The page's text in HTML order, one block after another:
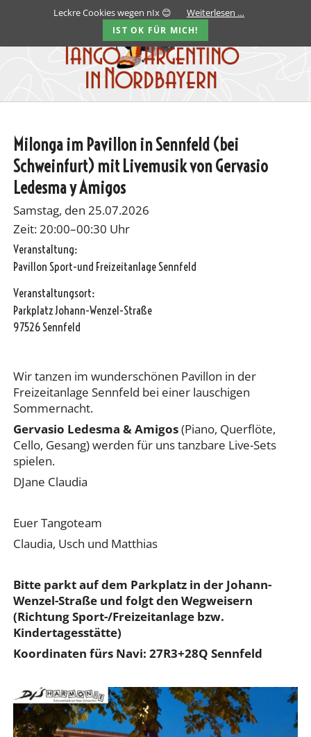
Milonga im Pavillon in Sennfeld (bei
Schweinfurt) mit Livemusik von Gervasio
Ledesma y Amigos
Samstag, den 25.07.2026
Zeit: 20:00–00:30 Uhr
Veranstaltung:
Pavillon Sport-und Freizeitanlage Sennfeld
Veranstaltungsort:
Parkplatz Johann-Wenzel-Straße
97526 Sennfeld
Wir tanzen im wunderschönen Pavillon in der
Freizeitanlage Sennfeld bei einer lauschigen
Sommernacht.
Gervasio Ledesma & Amigos(Piano, Querflöte,
Cello, Gesang) werden für uns tanzbare Live-Sets
spielen.
DJane Claudia
Euer Tangoteam
Claudia, Usch und Matthias
Bitte parkt auf dem Parkplatz in der Johann-
Wenzel-Straße und folgt den Wegweisern
(Richtung Sport-/Freizeitanlage bzw.
Kindertagesstätte)
Koordinaten fürs Navi: 27R3+28Q Sennfeld
Leckre Cookies wegen nIx 😊 Weiterlesen …
IST OK FÜR MICH!